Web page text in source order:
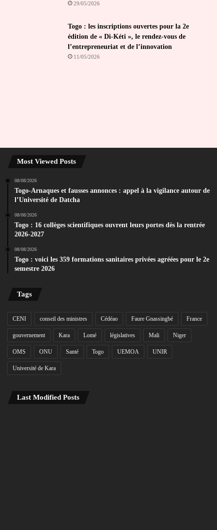
29/05/2026
Togo : les inscriptions ouvertes pour la 2e
édition de « Di-Kéti », le rendez-vous de
l’entrepreneuriat et de l’innovation
11/05/2026
Most Viewed Posts
08/08/2026
Togo-Arnaques et fausses annonces : appel à la vigilance autour de
l’Université de Datcha
08/08/2026
Togo : 16 collèges scientifiques ouvrent leurs portes dès la rentrée
2026-2027
08/08/2026
Togo : voici les 359 formations sanitaires privées agréées pour le 2e
semestre 2026
Tags
CENI conseil des ministres Cédéao Faure Gnassingbé France
gouvernement Kara Lomé législatives Mali Niger
OMS ONU Santé Togo UEMOA UNIR
Université de Kara
Last Modified Posts